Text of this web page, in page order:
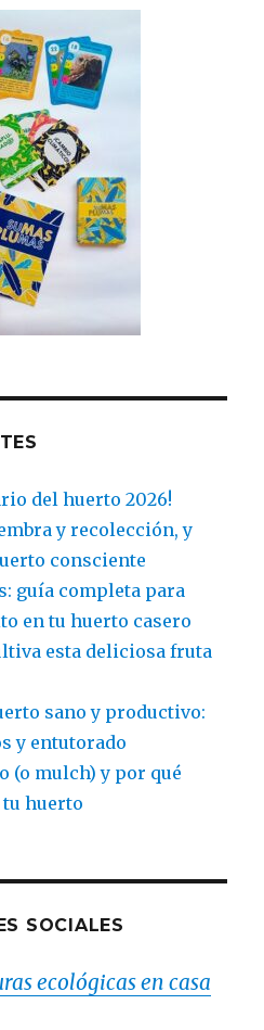
del huerto 2026!
y recolección, y
consciente
guía completa para
en tu huerto casero
esta deliciosa fruta
sano y productivo:
y entutorado
(o mulch) y por qué
huerto
SOCIALES
ecológicas en casa